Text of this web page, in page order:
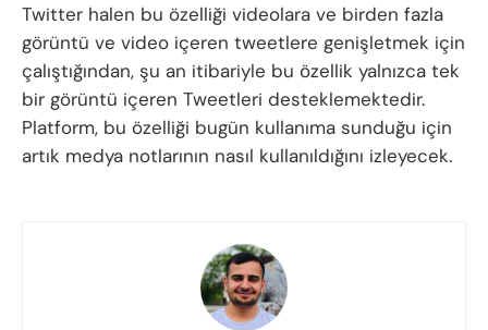
Twitter halen bu özelliği videolara ve birden fazla
görüntü ve video içeren tweetlere genişletmek için
çalıştığından, şu an itibariyle bu özellik yalnızca tek
bir görüntü içeren Tweetleri desteklemektedir.
Platform, bu özelliği bugün kullanıma sunduğu için
artık medya notlarının nasıl kullanıldığını izleyecek.